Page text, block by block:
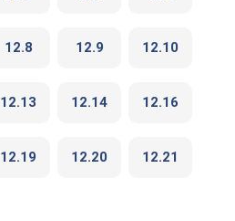
12.8 12.9 12.10
12.13 12.14 12.16
12.19 12.20 12.21